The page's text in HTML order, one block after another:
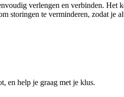
verlengen en verbinden.
storingen te verminderen, zodat
en help je graag met je klus.